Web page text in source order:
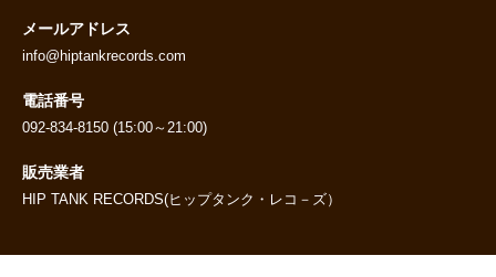
メールアドレス
info@hiptankrecords.com
電話番号
092-834-8150 (15:00～21:00)
販売業者
HIP TANK RECORDS(ヒップタンク・レコ－ズ）